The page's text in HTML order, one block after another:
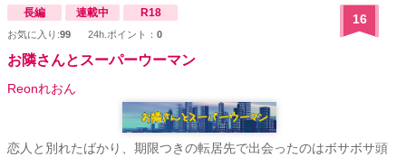
長編 連載中 R18
お気に入り:99 24h.ポイント： 0
16
お隣さんとスーパーウーマン
Reonれおん
恋人と別れたばかり、期限つきの転居先で出会ったのはボサボサ頭